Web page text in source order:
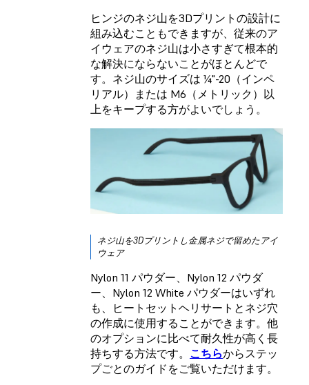
ヒンジのネジ山を3Dプリントの設計に
組み込むこともできますが、従来のア
イウェアのネジ山は小さすぎて根本的
な解決にならないことがほとんどで
す。ネジ山のサイズは ¼"-20（インペ
リアル）または M6（メトリック）以
上をキープする方がよいでしょう。
ネジ山を3Dプリントし金属ネジで留めたアイ
ウェア
Nylon 11 パウダー、Nylon 12 パウダ
ー、Nylon 12 White パウダーはいずれ
も、ヒートセットヘリサートとネジ穴
の作成に使用することができます。他
のオプションに比べて耐久性が高く長
持ちする方法です。 こちらからステッ
プごとのガイドをご覧いただけます。